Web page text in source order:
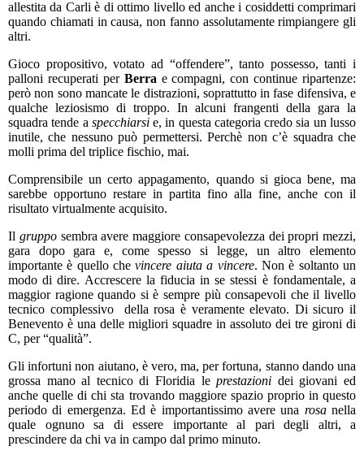
allestita da Carli è di ottimo livello ed anche i cosiddetti comprimari
quando chiamati in causa, non fanno assolutamente rimpiangere gli
altri.
Gioco propositivo, votato ad “offendere”, tanto possesso, tanti i
palloni recuperati per Berra e compagni, con continue ripartenze:
però non sono mancate le distrazioni, soprattutto in fase difensiva, e
qualche leziosismo di troppo. In alcuni frangenti della gara la
squadra tende a specchiarsie, in questa categoria credo sia un lusso
inutile, che nessuno può permettersi. Perchè non c’è squadra che
molli prima del triplice fischio, mai.
Comprensibile un certo appagamento, quando si gioca bene, ma
sarebbe opportuno restare in partita fino alla fine, anche con il
risultato virtualmente acquisito.
Il grupposembra avere maggiore consapevolezza dei propri mezzi,
gara dopo gara e, come spesso si legge, un altro elemento
importante è quello chevincere aiuta a vincere. Non è soltanto un
modo di dire. Accrescere la fiducia in se stessi è fondamentale, a
maggior ragione quando si è sempre più consapevoli che il livello
tecnico complessivo della rosa è veramente elevato. Di sicuro il
Benevento è una delle migliori squadre in assoluto dei tre gironi di
C, per “qualità”.
Gli infortuni non aiutano, è vero, ma, per fortuna, stanno dando una
grossa mano al tecnico di Floridia leprestazioni dei giovani ed
anche quelle di chi sta trovando maggiore spazio proprio in questo
periodo di emergenza. Ed è importantissimo avere una rosanella
quale ognuno sa di essere importante al pari degli altri, a
prescindere da chi va in campo dal primo minuto.